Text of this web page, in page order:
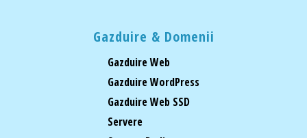
Gazduire & Domenii
Gazduire Web
Gazduire WordPress
Gazduire Web SSD
Servere